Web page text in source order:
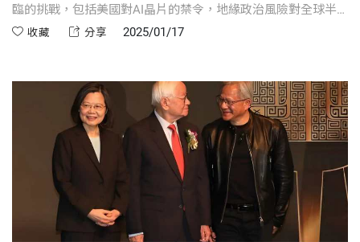
臨的挑戰，包括美國對AI晶片的禁令，地緣政治風險對全球半
導體產業的影響。台積電在台灣與美國的投資計畫成為焦點，
收藏 分享 2025/01/17